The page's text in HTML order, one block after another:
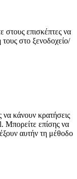
στους επισκέπτες να
στο ξενοδοχείο/
να κάνουν κρατήσεις
Μπορείτε επίσης να
αυτήν τη μέθοδο